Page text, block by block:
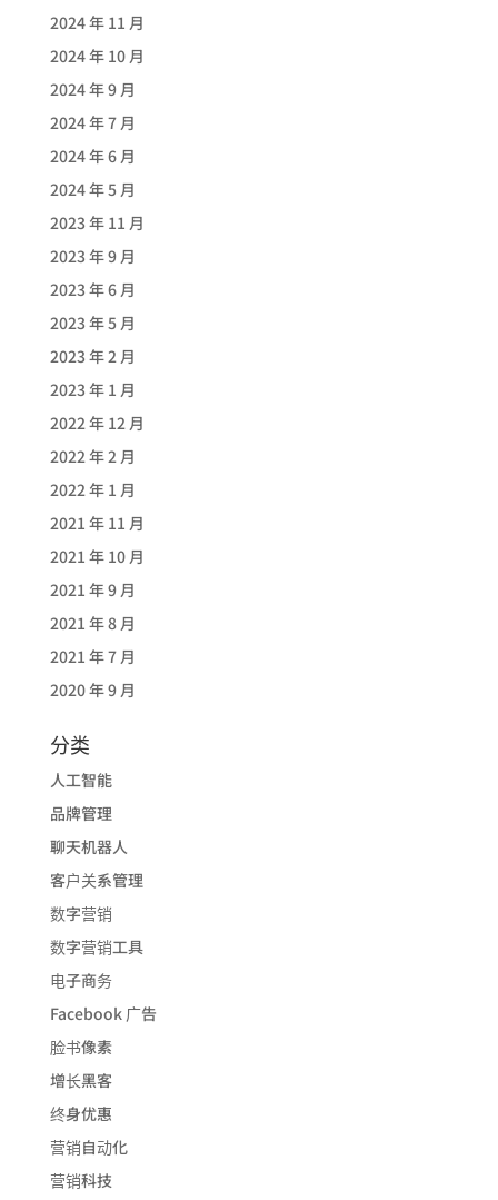
2024 年 11 月
2024 年 10 月
2024 年 9 月
2024 年 7 月
2024 年 6 月
2024 年 5 月
2023 年 11 月
2023 年 9 月
2023 年 6 月
2023 年 5 月
2023 年 2 月
2023 年 1 月
2022 年 12 月
2022 年 2 月
2022 年 1 月
2021 年 11 月
2021 年 10 月
2021 年 9 月
2021 年 8 月
2021 年 7 月
2020 年 9 月
分类
人工智能
品牌管理
聊天机器人
客户关系管理
数字营销
数字营销工具
电子商务
Facebook 广告
脸书像素
增长黑客
终身优惠
营销自动化
营销科技